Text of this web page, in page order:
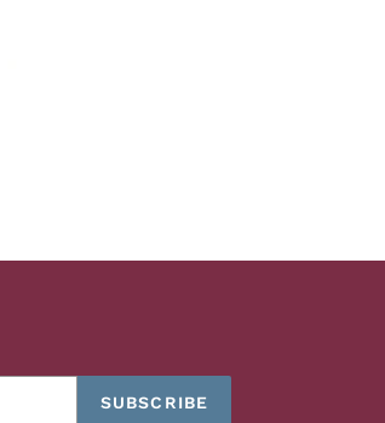
SUBSCRIBE